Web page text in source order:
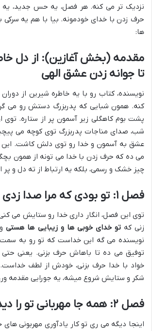
نزدیک تر می کنه. هر فصل، یه حس جدید، یه
حرف زدن با خدای خودمونه. بیا با هم یه
ها:
مقدمه (بخش آغازین): از دل
تا جوانه زدن عشق الهی
نویسنده، کتاب رو با یه خاطره شیرین از
کنه. همون شبایی که پدربزرگ دستش رو می
پشت بوم کاهگلی زیر آسمون پر از ستاره. توی
شب، صدای مناجات پدربزرگ توی کوچه می
عشق به آسمون و خدا رو توی دلش کاشت.
می ده که حرف زدن با خدا می تونه از همون
چیز خشک و رسمی، بلکه یه ارتباط از ته دل و
فصل ۱: تو بودی که مرا صدا زدی
توی این فصل، انگار داری خدا رو ستایش می
زنی کهتو خداى خوبى ها و زيبايى ها هستیو
نویسنده می گه این خداست که تو رو به
توفیق می ده تا باهاش حرف بزنی. یعنی
خواد با خدا حرف بزنی، خودش از لطف خداست.
شکر و ستایش شروع میشه، یه جورایی مقدمه
فصل ۲: همه جا مهربانی تو را دیدم
اینجا دیگه می ری تو کار یادآوری مهربونی